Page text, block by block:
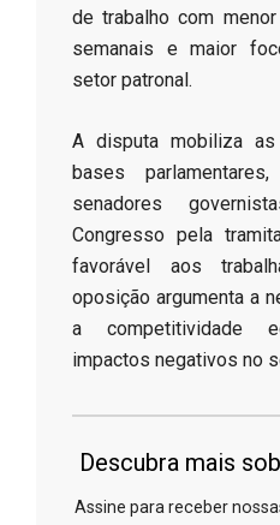
de trabalho com
semanais e maior
setor patronal.
​A disputa mobiliza
bases
senadores
Congresso pela
favorável aos
oposição argumenta a
a competitividade
impactos negativos no
Descubra mais
Assine para receber